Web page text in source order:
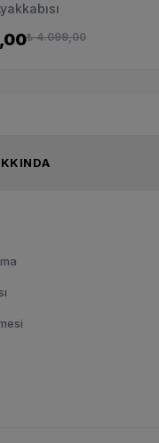
₺ 4.099,00
HAKKINDA